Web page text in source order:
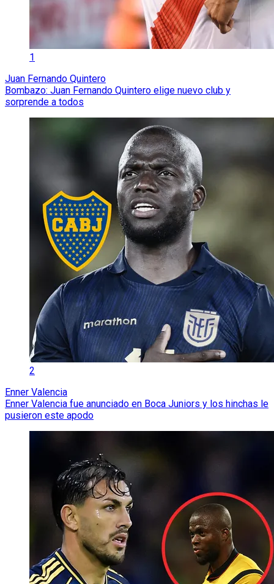
1
Juan Fernando Quintero
Bombazo: Juan Fernando Quintero elige nuevo club y
sorprende a todos
2
Enner Valencia
Enner Valencia fue anunciado en Boca Juniors y los hinchas le
pusieron este apodo